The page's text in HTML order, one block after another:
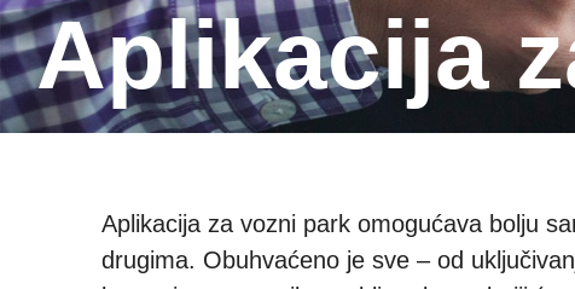
Aplikacija
Aplikacija za vozni park omogućava bolju
drugima. Obuhvaćeno je sve – od